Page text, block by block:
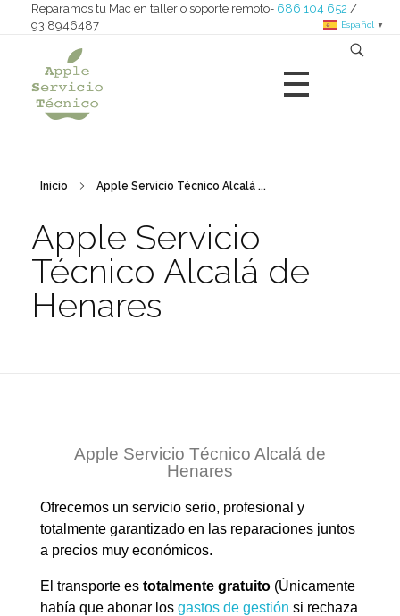
Reparamos tu Mac en taller o soporte remoto- 686 104 652 /
93 8946487
Inicio Apple Servicio Técnico Alcalá ...
Apple Servicio
Técnico Alcalá de
Henares
Apple Servicio Técnico Alcalá de
Henares
Ofrecemos un servicio serio, profesional y
totalmente garantizado en las reparaciones juntos
a precios muy económicos.
El transporte es totalmente gratuito (Únicamente
había que abonar los gastos de gestión si rechaza
Español ▼